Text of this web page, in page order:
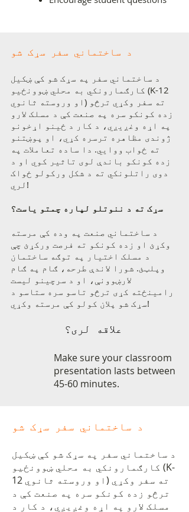
د ساختماني سفر سړک شو
د ساختماني سفر په سړک شو کې ښکیل
کارګمارونکي به محلي ښوونځیو (K-12
او وروسته ثانوي) ته سفر وکړي ترڅو
زده کونکو سره په صنعت کې د مسلک لارو
په اړه وغږیږي، د کار د ځینو اړخونو
ژوندی مظاهره ترسره کړي، او پوښتنو
ته ځواب ووایي. دا ساده تعاملات په
زده کونکو باندې لوی تاثیر کوي او د
دوی راتلونکي ته د شکل ورکولو ځواک
لري!
سړک ته د ننوتلو لپاره چمتو یاست؟
د ساختماني صنعت په وده کې مرسته
وکړئ او زده کونکو ته فرصت ورکړئ چې
د مسلک اختیار په توګه ساختمان
وپلټئ. شورا لاندې طرحه، ګام په ګام
لارښوونې، او د سرچینو لیست
رامینځته کړی ترڅو تاسو سره ستاسو د
سړک شو پلان کولو کې مرسته وکړي!
علاقه لری؟
Make sure your classroom
presentation lasts between
45-60 minutes.
د ساختماني سفر سړک شو
د ساختماني سفر په سړک شو کې ښکیل
کارګمارونکي به محلي ښوونځیو (K-
12 او وروسته ثانوي) ته سفر وکړي
ترڅو زده کونکو سره په صنعت کې د
مسلک لارو په اړه وغږیږي، د کار د